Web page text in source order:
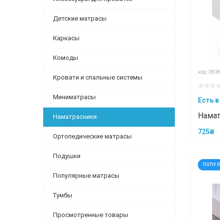
Детские матрасы
Каркасы
Комоды
Кровати и спальные системы
Миниматрасы
Наматрасники
Ортопедические матрасы
Подушки
Популярные матрасы
Тумбы
Просмотренные товары
код:
Есть
725₴